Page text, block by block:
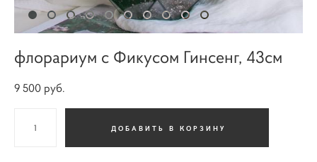
флорариум с Фикусом Гинсенг, 43см
9 500 pуб.
ДОБАВИТЬ В КОРЗИНУ